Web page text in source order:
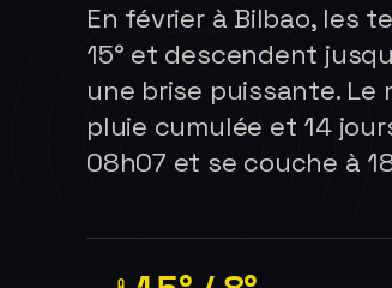
En février à Bilbao, les
15° et descendent
une brise puissante. Le
pluie cumulée et 14
08h07 et se couche à